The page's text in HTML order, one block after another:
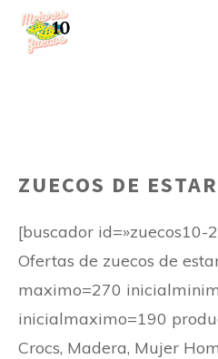
Saltar
ZUECOS DE
[buscador id=»zuecos10-
Ofertas de zuecos de
maximo=270
inicialmaximo=190
Crocs, Madera, Mujer